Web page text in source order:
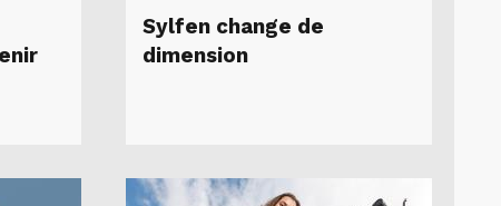
Sylfen change de
dimension